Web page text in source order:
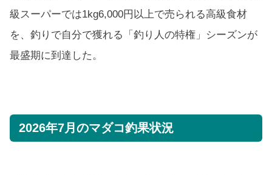
級スーパーでは1kg6,000円以上で売られる高級食材
を、釣りで自分で獲れる「釣り人の特権」シーズンが
最盛期に到達した。
2026年7月のマダコ釣果状況